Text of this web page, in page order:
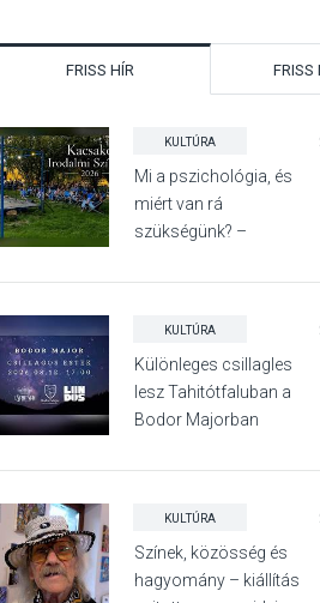
FRISS HÍR FRISS
KULTÚRA
Mi a pszichológia, és
miért van rá
szükségünk? –
Irodalmi Színpadon
KULTÚRA
Különleges csillagles
lesz Tahitótfaluban a
Bodor Majorban
KULTÚRA
Színek, közösség és
hagyomány – kiállítás